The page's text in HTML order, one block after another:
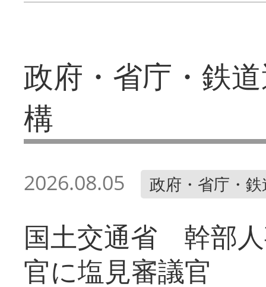
政府・省庁・鉄
構
2026.08.05 政府・省庁・
国土交通省 幹部
官に塩見審議官